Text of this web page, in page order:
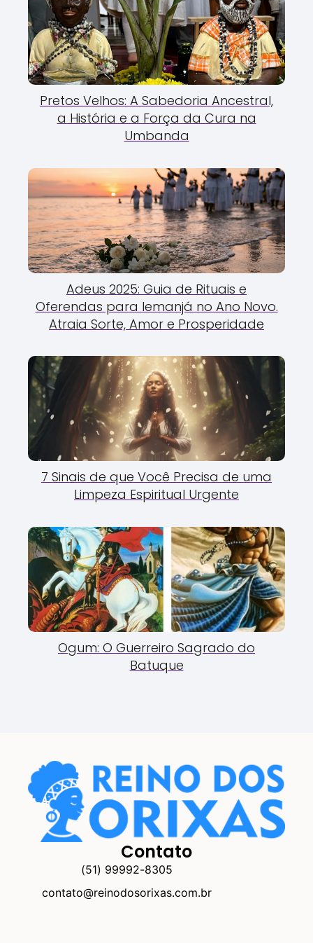
Pretos Velhos: A Sabedoria Ancestral,
a História e a Força da Cura na
Umbanda
Adeus 2025: Guia de Rituais e
Oferendas para Iemanjá no Ano Novo.
Atraia Sorte, Amor e Prosperidade
7 Sinais de que Você Precisa de uma
Limpeza Espiritual Urgente
Ogum: O Guerreiro Sagrado do
Batuque
Contato
(51) 99992-8305
contato@reinodosorixas.com.br